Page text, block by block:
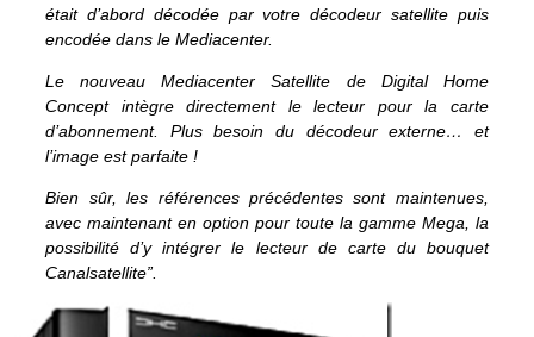
était d’abord décodée par votre décodeur satellite puis
encodée dans le Mediacenter.
Le nouveau Mediacenter Satellite de Digital Home
Concept intègre directement le lecteur pour la carte
d’abonnement. Plus besoin du décodeur externe… et
l’image est parfaite !
Bien sûr, les références précédentes sont maintenues,
avec maintenant en option pour toute la gamme Mega, la
possibilité d’y intégrer le lecteur de carte du bouquet
Canalsatellite”.